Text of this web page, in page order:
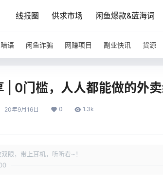
线报圈 供求市场 闲鱼爆款&蓝海词
语 闲鱼诈骗 网赚项目 副业快讯 货源
| 0门槛，人人都能做的外卖
20年9月16日 0 1.3k
双眼，带上耳机，听听看~！